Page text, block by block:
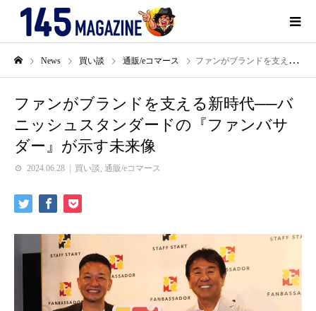
News 買い談 通販/eコマース ファンがブランドを支える新時代──バニッシュスタンダードの『ファンバサダー』が示す未来像
ファンがブランドを支える新時代──バ
ニッシュスタンダードの『ファンバサ
ダー』が示す未来像
2024.06.28 買い談 通販/eコマース